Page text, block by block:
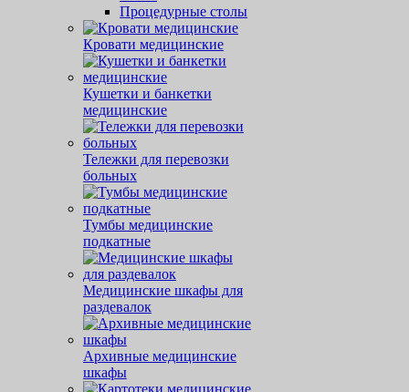
Процедурные столы
Кровати медицинские
Кушетки и банкетки
медицинские
Тележки для перевозки
больных
Тумбы медицинские
подкатные
Медицинские шкафы для
раздевалок
Архивные медицинские
шкафы